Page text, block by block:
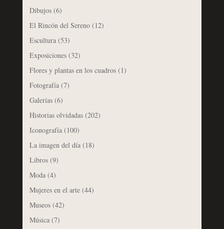
Dibujos(6)
El Rincón del Sereno(12)
Escultura(53)
Exposiciones(32)
Flores y plantas en los cuadros(1)
Fotografía(7)
Galerías(6)
Historias olvidadas(202)
Iconografía(100)
La imagen del día(18)
Libros(9)
Moda(4)
Mujeres en el arte(44)
Museos(42)
Música(7)